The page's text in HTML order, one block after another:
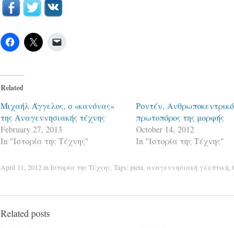
Related
Μιχαήλ Άγγελος, ο «κανόνας»
της Αναγεννησιακής τέχνης
February 27, 2013
In "Ιστορία της Τέχνης"
Ροντέν,
πρωτοπόρος της μορφής
October 14, 2012
In "Ιστορία της Τέχνης"
April 11, 2012 in Ιστορία της Τέχνης . Tags: pieta αναγεννησιακή γλυπτική
Related posts